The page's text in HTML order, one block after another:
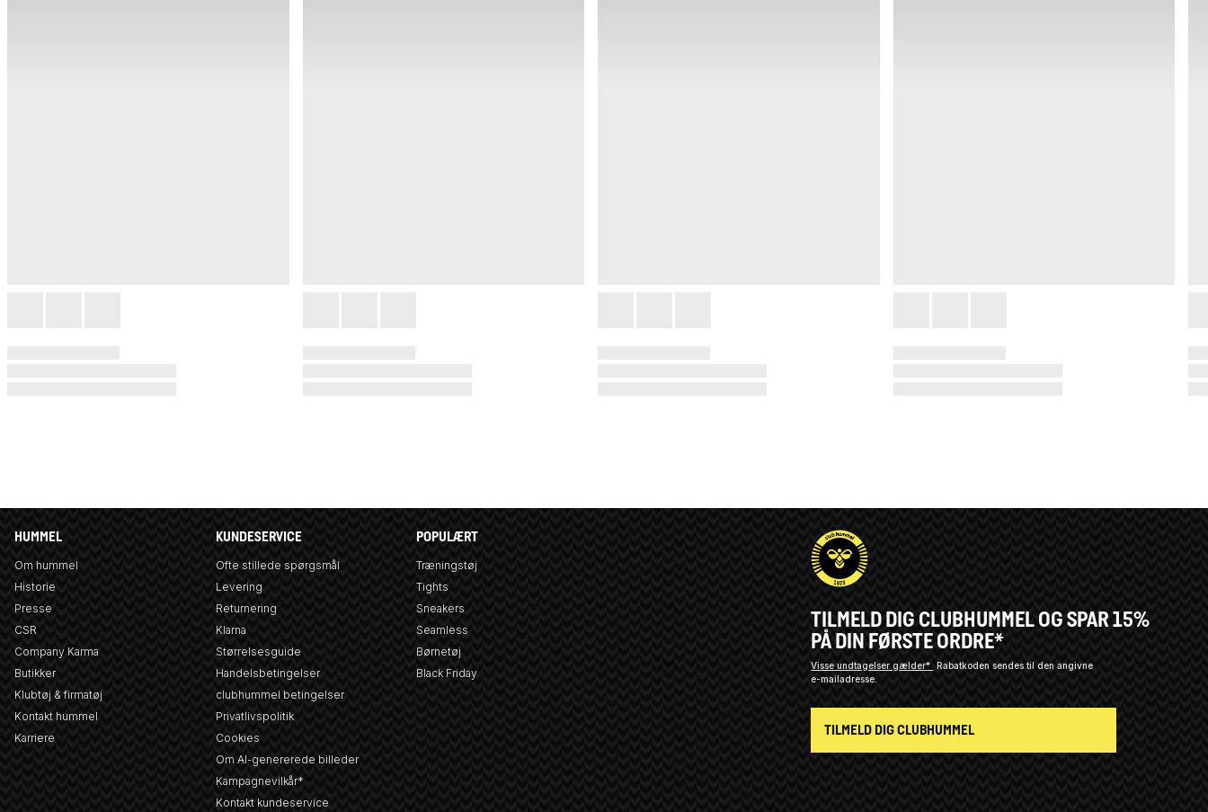
HUMMEL
Om hummel
Historie
Presse
CSR
Company Karma
Butikker
Klubtøj & firmatøj
Kontakt hummel
Karriere
KUNDESERVICE
Ofte stillede spørgsmål
Levering
Returnering
Klarna
Størrelsesguide
Handelsbetingelser
clubhummel betingelser
Privatlivspolitik
Cookies
Om AI-genererede billeder
Kampagnevilkår*
Kontakt kundeservice
POPULÆRT
Træningstøj
Tights
Sneakers
Seamless
Børnetøj
Black Friday
TILMELD DIG CLUBHUMMEL OG SPAR 15%
PÅ DIN FØRSTE ORDRE*
Visse undtagelser gælder*
Rabatkoden sendes til den angivne
e-mailadresse.
TILMELD DIG CLUBHUMMEL